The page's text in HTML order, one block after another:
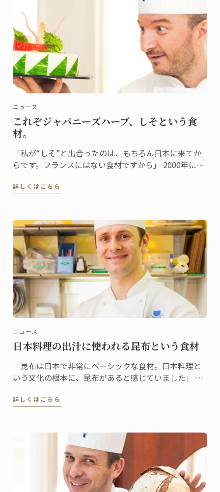
ニュース
これぞジャパニーズハーブ、しそという食
材。
「私が“しそ”と出合ったのは、もちろん日本に来てか
らです。フランスにはない食材ですから」 2000年に来
フ。しそとは日本食を通じて出合ったという。 「珍し
詳しくはこちら
ニュース
日本料理の出汁に使われる昆布という食材
「昆布は日本で非常にベーシックな食材。日本料理と
いう文化の根本に、昆布があると感じていました」 昆
詳しくはこちら